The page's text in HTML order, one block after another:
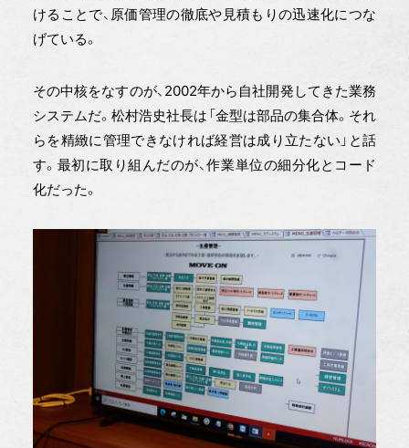
けることで、原価管理の徹底や見積もりの迅速化につな
げている。
その中核をなすのが、2002年から自社開発してきた業務
システムだ。松村浩史社長は「金型は部品の集合体。それ
らを精緻に管理できなければ経営は成り立たない」と話
す。最初に取り組んだのが、作業単位の細分化とコード
化だった。